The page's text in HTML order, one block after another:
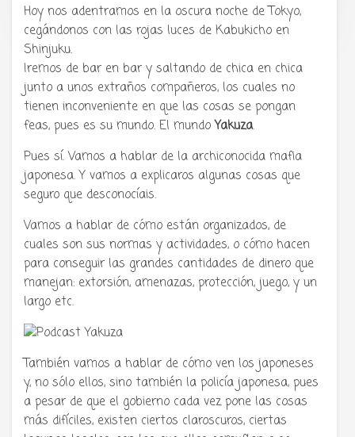
anime y cultura japonesa ツ
Hoy nos adentramos en la oscura noche de Tokyo,
cegándonos con las rojas luces de Kabukicho en
Shinjuku.
Iremos de bar en bar y saltando de chica en chica
junto a unos extraños compañeros, los cuales no
tienen inconveniente en que las cosas se pongan
feas, pues es su mundo. El mundoYakuza.
Pues sí. Vamos a hablar de la archiconocida mafia
japonesa. Y vamos a explicaros algunas cosas que
seguro que desconocíais.
Vamos a hablar de cómo están organizados, de
cuales son sus normas y actividades, o cómo hacen
para conseguir las grandes cantidades de dinero que
manejan: extorsión, amenazas, protección, juego, y un
largo etc.
También vamos a hablar de cómo ven los japoneses
y, no sólo ellos, sino también la policía japonesa, pues
a pesar de que el gobierno cada vez pone las cosas
más difíciles, existen ciertos claroscuros, ciertas